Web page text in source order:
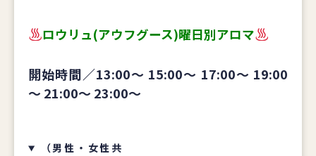
ロウリュ(アウフグース)曜日別アロマ
開始時間／13:00～ 15:00～ 17:00～ 19:00
～ 21:00～ 23:00～
（男性・女性共